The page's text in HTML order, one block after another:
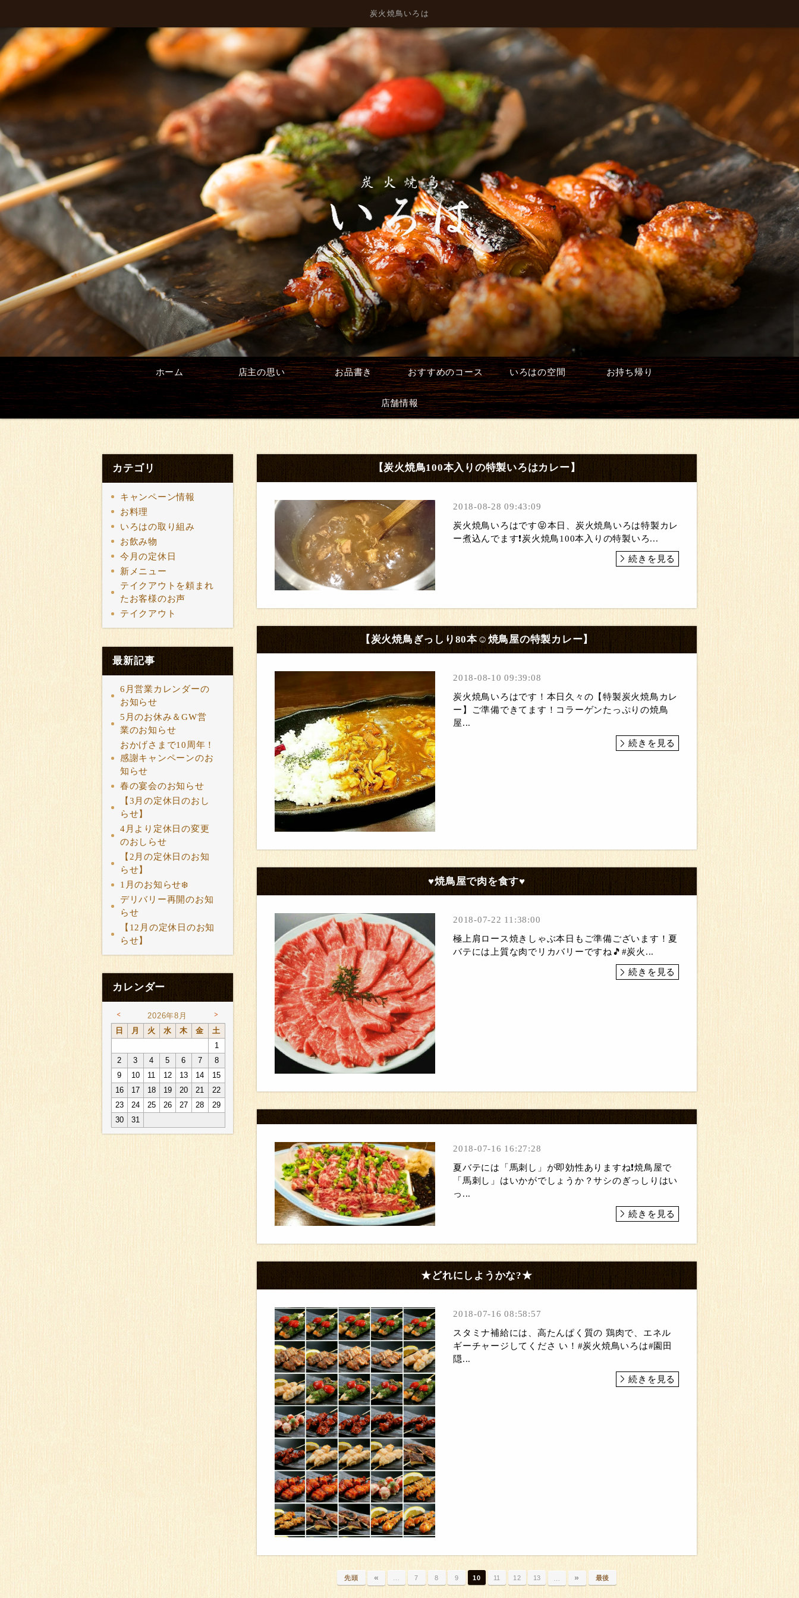
炭火焼鳥いろは
ホーム 店主の思い お品書き おすすめのコース いろはの空間 お持ち帰り
店舗情報
カテゴリ
キャンペーン情報
お料理
いろはの取り組み
お飲み物
今月の定休日
新メニュー
テイクアウトを頼まれ
たお客様のお声
テイクアウト
最新記事
6月営業カレンダーの
お知らせ
5月のお休み＆GW営
業のお知らせ
おかげさまで10周年！
感謝キャンペーンのお
知らせ
春の宴会のお知らせ
【3月の定休日のおし
らせ】
4月より定休日の変更
のおしらせ
【2月の定休日のお知
らせ】
1月のお知らせ❄️
デリバリー再開のお知
らせ
【12月の定休日のお知
らせ】
カレンダー
< 2026年8月 >
日 月 火 水 木 金
土
1
2
3 4 5 6 7
8
9
10 11 12 13 14
15
16
17 18 19 20 21
22
23
24 25 26 27 28
29
30
31
【炭火焼鳥100本入りの特製いろはカレー】
2018-08-28 09:43:09
炭火焼鳥いろはです😝本日、炭火焼鳥いろは特製カレ
ー煮込んでます❗炭火焼鳥100本入りの特製いろ...
続きを見る
【炭火焼鳥ぎっしり80本☺焼鳥屋の特製カレー】
2018-08-10 09:39:08
炭火焼鳥いろはです！本日久々の【特製炭火焼鳥カレ
ー】ご準備できてます！コラーゲンたっぷりの焼鳥
屋...
続きを見る
♥焼鳥屋で肉を食す♥
2018-07-22 11:38:00
極上肩ロース焼きしゃぶ本日もご準備ございます！夏
バテには上質な肉でリカバリーですね🎵#炭火...
続きを見る
2018-07-16 16:27:28
夏バテには「馬刺し」が即効性ありますね❗焼鳥屋で
「馬刺し」はいかがでしょうか？サシのぎっしりはい
っ...
続きを見る
★どれにしようかな?★
2018-07-16 08:58:57
スタミナ補給には、高たんぱく質の 鶏肉で、エネル
ギーチャージしてくださ い！#炭火焼鳥いろは#園田
隠...
続きを見る
先頭 « 7 8 9 10 11 12 13 » 最後